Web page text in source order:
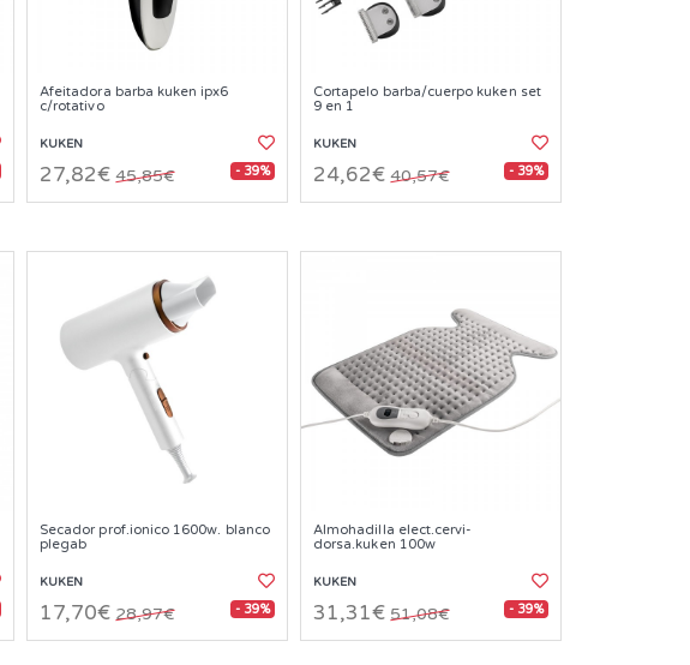
Afeitadora barba kuken ipx6
c/rotativo
KUKEN
27,82€ 45,85€ - 39%
Cortapelo barba/cuerpo kuken set
9 en 1
KUKEN
24,62€ 40,57€ - 39%
Secador prof.ionico 1600w. blanco
plegab
KUKEN
17,70€ 28,97€ - 39%
Almohadilla elect.cervi-
dorsa.kuken 100w
KUKEN
31,31€ 51,08€ - 39%